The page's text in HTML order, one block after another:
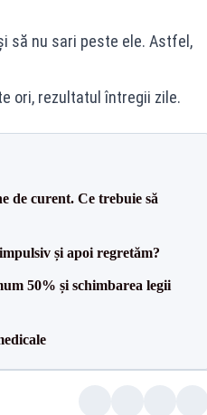
să nu sari peste ele. Astfel,
ori, rezultatul întregii zile.
de curent. Ce trebuie să
și apoi regretăm?
50% și schimbarea legii